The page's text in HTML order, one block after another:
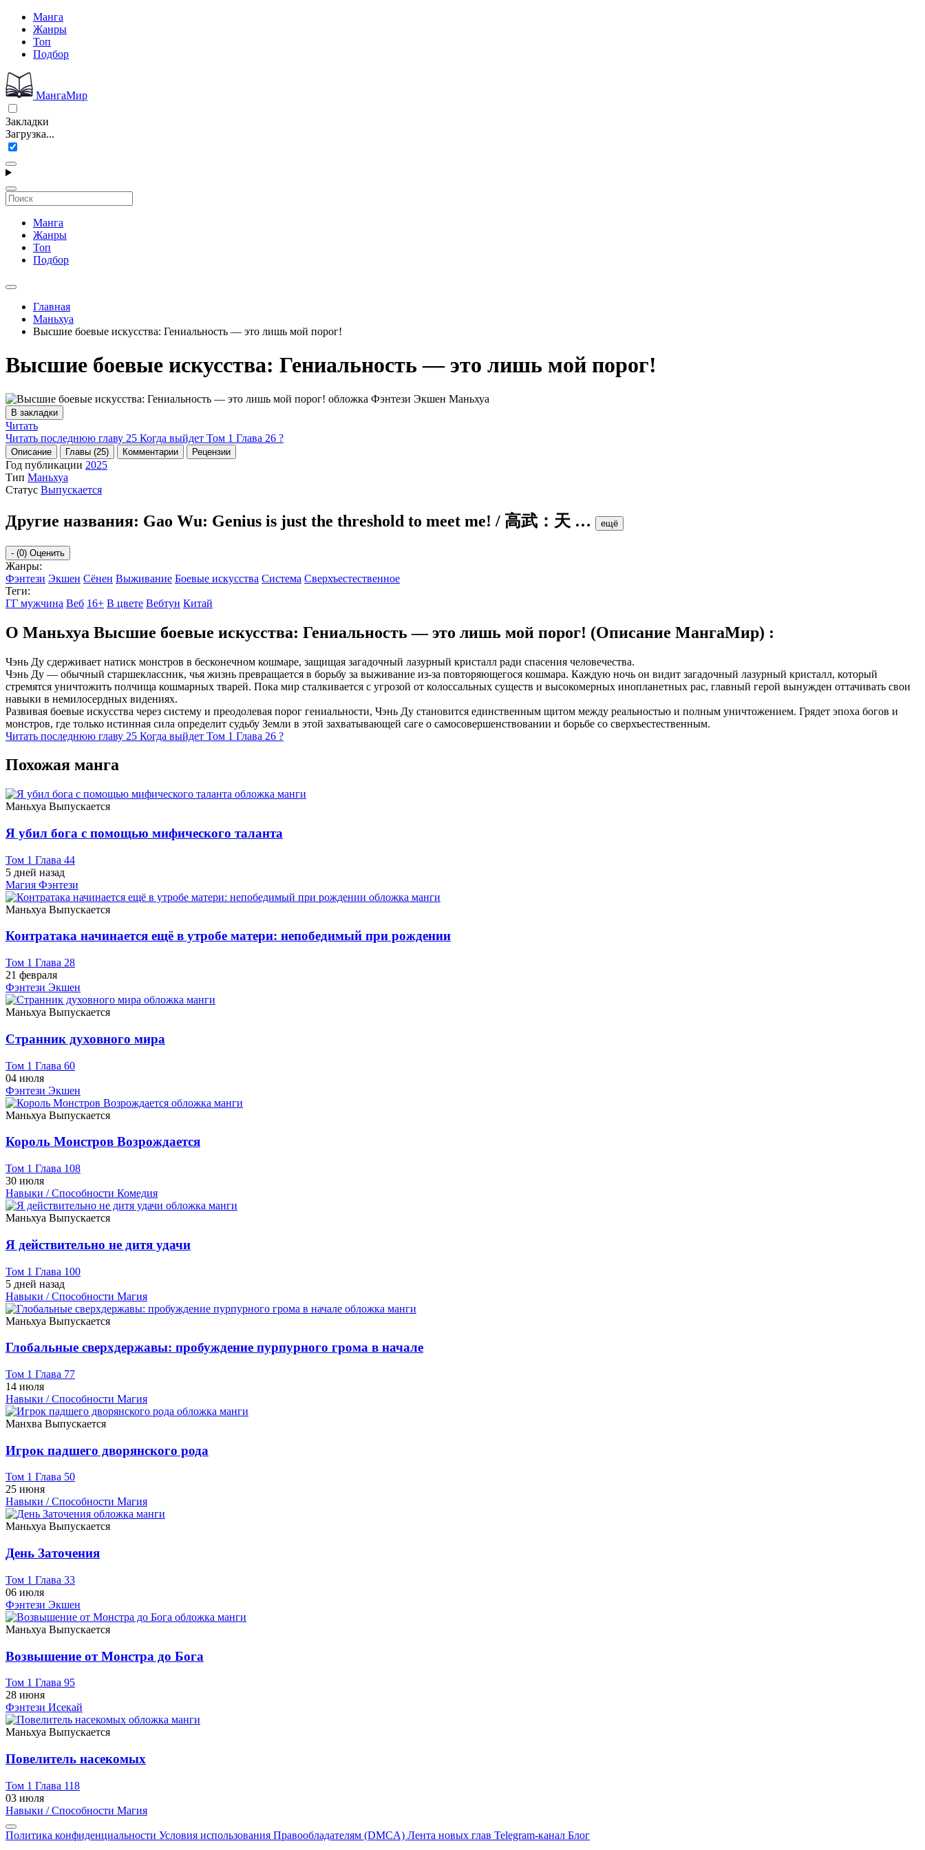
Манга
Жанры
Топ
Подбор
МангаМир
Закладки
Загрузка...
Манга
Жанры
Топ
Подбор
Главная
Маньхуа
Высшие боевые искусства: Гениальность — это лишь мой порог!
Высшие боевые искусства: Гениальность — это лишь мой порог!
В закладки
Читать
Читать последнюю главу 25 Когда выйдет Том 1 Глава 26 ?
Описание Главы (25) Комментарии Рецензии
Год публикации 2025
Тип Маньхуа
Статус Выпускается
Другие названия: Gao Wu: Genius is just the threshold to meet me! / 高武：天 … ещё
- (0) Оценить
Жанры:
Фэнтези Экшен Сёнен Выживание Боевые искусства Система Сверхъестественное
Теги:
ГГ мужчина Веб 16+ В цвете Вебтун Китай
О Маньхуа Высшие боевые искусства: Гениальность — это лишь мой порог! (Описание МангаМир) :
Чэнь Ду сдерживает натиск монстров в бесконечном кошмаре, защищая загадочный лазурный кристалл ради спасения человечества.
Чэнь Ду — обычный старшеклассник, чья жизнь превращается в борьбу за выживание из-за повторяющегося кошмара. Каждую ночь он видит загадочный лазурный кристалл, который
стремятся уничтожить полчища кошмарных тварей. Пока мир сталкивается с угрозой от колоссальных существ и высокомерных инопланетных рас, главный герой вынужден оттачивать свои
навыки в немилосердных видениях.
Развивая боевые искусства через систему и преодолевая порог гениальности, Чэнь Ду становится единственным щитом между реальностью и полным уничтожением. Грядет эпоха богов и
монстров, где только истинная сила определит судьбу Земли в этой захватывающей саге о самосовершенствовании и борьбе со сверхъестественным.
Читать последнюю главу 25 Когда выйдет Том 1 Глава 26 ?
Похожая манга
Маньхуа Выпускается
Я убил бога с помощью мифического таланта
Том 1 Глава 44
5 дней назад
Магия Фэнтези
Маньхуа Выпускается
Контратака начинается ещё в утробе матери: непобедимый при рождении
Том 1 Глава 28
21 февраля
Фэнтези Экшен
Маньхуа Выпускается
Странник духовного мира
Том 1 Глава 60
04 июля
Фэнтези Экшен
Маньхуа Выпускается
Король Монстров Возрождается
Том 1 Глава 108
30 июля
Навыки / Способности Комедия
Маньхуа Выпускается
Я действительно не дитя удачи
Том 1 Глава 100
5 дней назад
Навыки / Способности Магия
Маньхуа Выпускается
Глобальные сверхдержавы: пробуждение пурпурного грома в начале
Том 1 Глава 77
14 июля
Навыки / Способности Магия
Манхва Выпускается
Игрок падшего дворянского рода
Том 1 Глава 50
25 июня
Навыки / Способности Магия
Маньхуа Выпускается
День Заточения
Том 1 Глава 33
06 июля
Фэнтези Экшен
Маньхуа Выпускается
Возвышение от Монстра до Бога
Том 1 Глава 95
28 июня
Фэнтези Исекай
Маньхуа Выпускается
Повелитель насекомых
Том 1 Глава 118
03 июля
Навыки / Способности Магия
Политика конфиденциальности Условия использования Правообладателям (DMCA) Лента новых глав Telegram-канал Блог